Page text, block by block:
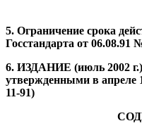
5. Ограничение срока
Госстандарта от 06.08.91
6. ИЗДАНИЕ (июль 2002
утвержденными в апреле
11-91)